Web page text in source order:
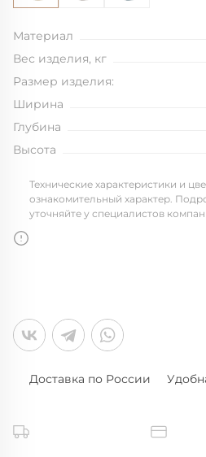
Материал
Вес изделия, кг
Размер изделия:
Ширина
Глубина
Высота
Технические характеристики и
ознакомительный характер.
уточняйте у специалистов
Доставка по России